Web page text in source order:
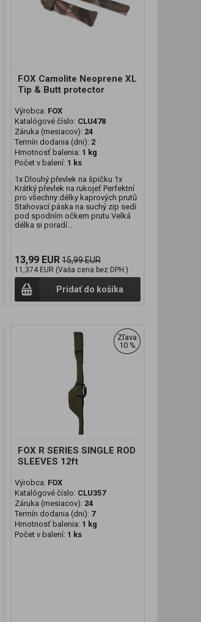
FOX Camolite Neoprene XL
Tip & Butt protector
Výrobca: FOX
Katalógové číslo: CLU478
Záruka (mesiacov): 24
Termín dodania (dni): 2
Hmotnosť balenia: 1 kg
Počet v balení: 1 ks
1x Dlouhý převlek na špičku 1x
Krátký převlek na rukojeť Perfektní
pro všechny délky kaprových prutů
Stahovací páska na suchý zip sedí
pod spodním očkem prutu Velká
délka si poradí...
13,99 EUR15,99 EUR
11,374 EUR (Vaša cena bez DPH:)
Pridať do košíka
Zľava
10 %
FOX R SERIES SINGLE ROD
SLEEVES 12ft
Výrobca: FOX
Katalógové číslo: CLU357
Záruka (mesiacov): 24
Termín dodania (dni): 7
Hmotnosť balenia: 1 kg
Počet v balení: 1 ks